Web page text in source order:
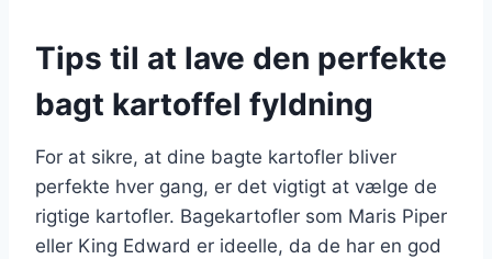
Tips til at lave den perfekte
bagt kartoffel fyldning
For at sikre, at dine bagte kartofler bliver
perfekte hver gang, er det vigtigt at vælge de
rigtige kartofler. Bagekartofler som Maris Piper
eller King Edward er ideelle, da de har en god